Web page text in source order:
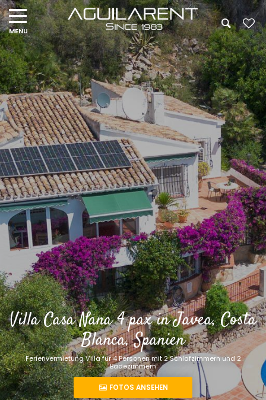
Villa Casa Nana 4 pax in Javea, Costa
Blanca, Spanien
Ferienvermietung Villa für 4 Personen mit 2 Schlafzimmern und 2
Badezimmern
FOTOS ANSEHEN